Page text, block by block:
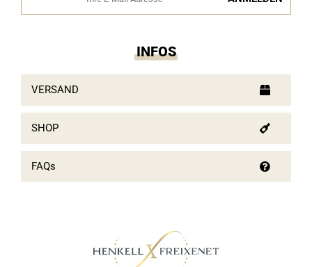
INFOS
VERSAND
SHOP
FAQs